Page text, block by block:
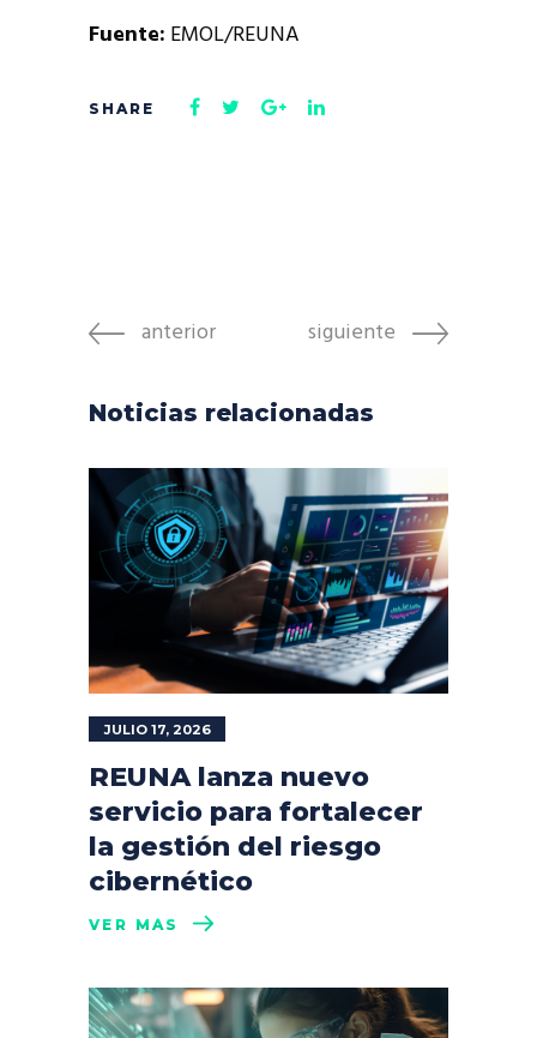
Fuente: EMOL/REUNA
anterior siguiente
Noticias relacionadas
JULIO 17, 2026
REUNA lanza nuevo
servicio para fortalecer
la gestión del riesgo
cibernético
VER MÁS